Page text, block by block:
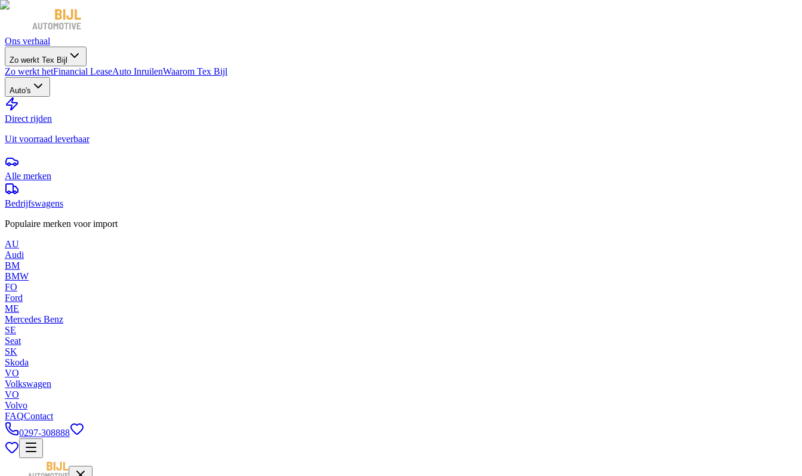
Ons verhaal
Zo werkt Tex Bijl
Zo werkt hetFinancial LeaseAuto InruilenWaarom Tex Bijl
Auto's
Direct rijden
Uit voorraad leverbaar
Alle merken
Bedrijfswagens
Populaire merken voor import
AU
Audi
BM
BMW
FO
Ford
ME
Mercedes Benz
SE
Seat
SK
Skoda
VO
Volkswagen
VO
Volvo
FAQContact
0297-308888